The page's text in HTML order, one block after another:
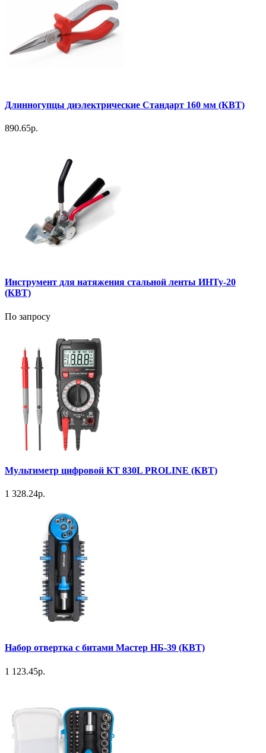
Длинногупцы диэлектрические Стандарт 160 мм (КВТ)
890.65р.
Инструмент для натяжения стальной ленты ИНТу-20
(КВТ)
По запросу
Мультиметр цифровой КТ 830L PROLINE (КВТ)
1 328.24р.
Набор отвертка с битами Мастер НБ-39 (КВТ)
1 123.45р.